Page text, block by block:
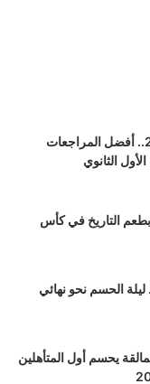
مذكرات أولى ثانوي 2027.. أفضل المراجعات
الثانوي
بطعم التاريخ في كأس
ليلة الحسم نحو نهائي
يحسم أول المتأهلين